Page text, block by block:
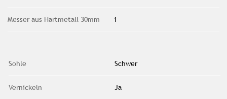
Messer aus Hartmetall 30mm 1
Sohle Schwer
Vernickeln Ja